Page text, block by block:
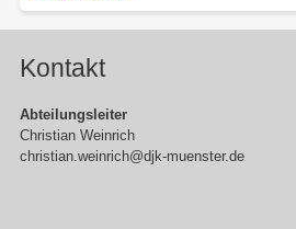
Kontakt
Abteilungsleiter
Christian Weinrich
christian.weinrich@djk-muenster.de